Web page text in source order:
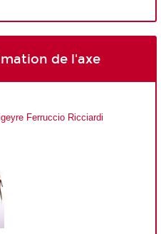
de l'axe
Ferruccio Ricciardi